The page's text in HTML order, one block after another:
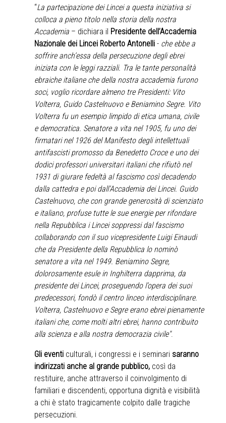
“La partecipazione dei Lincei a questa iniziativa si
colloca a pieno titolo nella storia della nostra
Accademia – dichiara il Presidente dell’Accademia
Nazionale dei Lincei Roberto Antonelli - che ebbe a
soffrire anch’essa della persecuzione degli ebrei
iniziata con le leggi razziali. Tra le tante personalità
ebraiche italiane che della nostra accademia furono
soci, voglio ricordare almeno tre Presidenti: Vito
Volterra, Guido Castelnuovo e Beniamino Segre. Vito
Volterra fu un esempio limpido di etica umana, civile
e democratica. Senatore a vita nel 1905, fu uno dei
firmatari nel 1926 del Manifesto degli intellettuali
antifascisti promosso da Benedetto Croce e uno dei
dodici professori universitari italiani che rifiutò nel
1931 di giurare fedeltà al fascismo così decadendo
dalla cattedra e poi dall’Accademia dei Lincei. Guido
Castelnuovo, che con grande generosità di scienziato
e italiano, profuse tutte le sue energie per rifondare
nella Repubblica i Lincei soppressi dal fascismo
collaborando con il suo vicepresidente Luigi Einaudi
che da Presidente della Repubblica lo nominò
senatore a vita nel 1949. Beniamino Segre,
dolorosamente esule in Inghilterra dapprima, da
presidente dei Lincei, proseguendo l’opera dei suoi
predecessori, fondò il centro linceo interdisciplinare.
Volterra, Castelnuovo e Segre erano ebrei pienamente
italiani che, come molti altri ebrei, hanno contribuito
alla scienza e alla nostra democrazia civile".
Gli eventi culturali, i congressi e i seminari saranno
indirizzati anche al grande pubblico, così da
restituire, anche attraverso il coinvolgimento di
familiari e discendenti, opportuna dignità e visibilità
a chi è stato tragicamente colpito dalle tragiche
persecuzioni.